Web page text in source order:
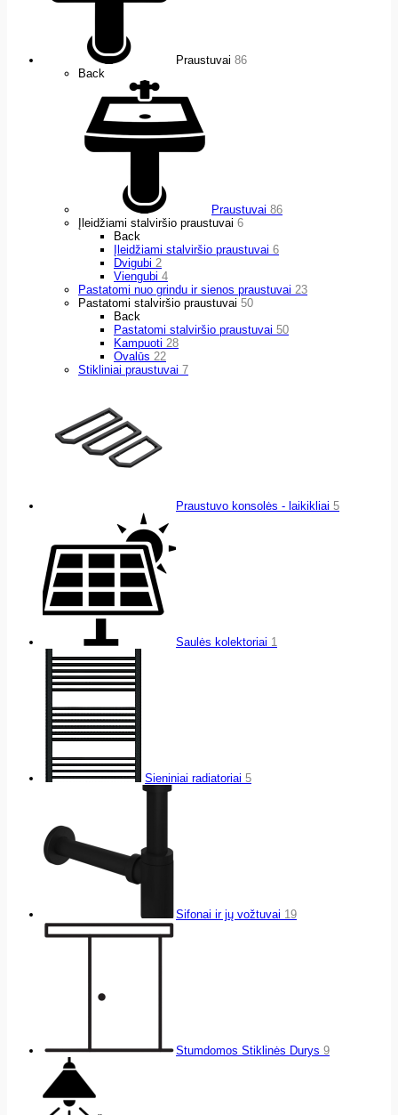
Praustuvai 86
Back
Praustuvai 86
Įleidžiami stalviršio praustuvai 6
Back
Įleidžiami stalviršio praustuvai 6
Dvigubi 2
Viengubi 4
Pastatomi nuo grindu ir sienos praustuvai 23
Pastatomi stalviršio praustuvai 50
Back
Pastatomi stalviršio praustuvai 50
Kampuoti 28
Ovalūs 22
Stikliniai praustuvai 7
Praustuvo konsolės - laikikliai 5
Saulės kolektoriai 1
Sieniniai radiatoriai 5
Sifonai ir jų vožtuvai 19
Stumdomos Stiklinės Durys 9